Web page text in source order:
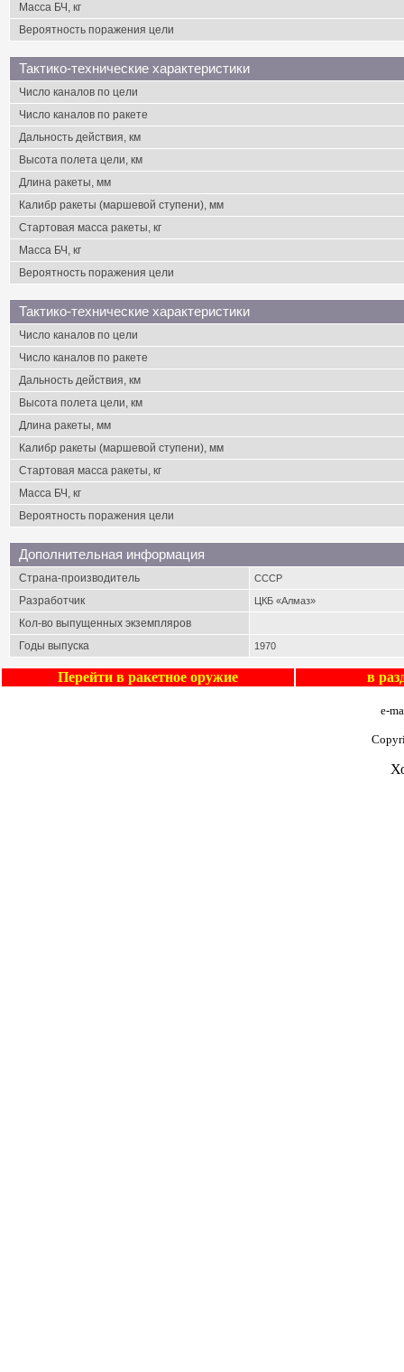
Масса БЧ, кг
Вероятность поражения цели
Тактико-технические характеристики
Число каналов по цели
Число каналов по ракете
Дальность действия, км
Высота полета цели, км
Длина ракеты, мм
Калибр ракеты (маршевой ступени), мм
Стартовая масса ракеты, кг
Масса БЧ, кг
Вероятность поражения цели
Тактико-технические характеристики
Число каналов по цели
Число каналов по ракете
Дальность действия, км
Высота полета цели, км
Длина ракеты, мм
Калибр ракеты (маршевой ступени), мм
Стартовая масса ракеты, кг
Масса БЧ, кг
Вероятность поражения цели
Дополнительная информация
Страна-производитель СССР
Разработчик ЦКБ «Алмаз»
Кол-во выпущенных экземпляров
Годы выпуска
1970
Перейти в ракетное оружие в
e-